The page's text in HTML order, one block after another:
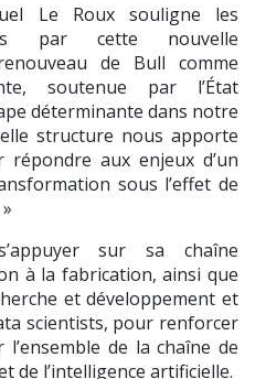
Le Rouxsouligne les
par cette nouvelle
de Bull comme
soutenue par l’État
déterminante dans notre
structure nous apporte
répondre aux enjeux d’un
sous l’effet de
sur sa chaîne
à la fabrication, ainsi que
et développement et
scientists, pour renforcer
de la chaîne de
de l’intelligence artificielle.